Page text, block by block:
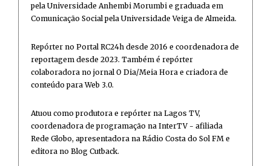
pela Universidade Anhembi Morumbi e graduada em
Comunicação Social pela Universidade Veiga de Almeida.
Repórter no Portal RC24h desde 2016 e coordenadora de
reportagem desde 2023. Também é repórter
colaboradora no jornal O Dia/Meia Hora e criadora de
conteúdo para Web 3.0.
Atuou como produtora e repórter na Lagos TV,
coordenadora de programação na InterTV - afiliada
Rede Globo, apresentadora na Rádio Costa do Sol FM e
editora no Blog Cutback.